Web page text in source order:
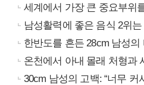
세계에서 가장 큰 중요부위
남성활력에 좋은 음식 2위
한반도를 흔든 28cm 남성의
온천에서 아내 몰래 처형과
30cm 남성의 고백: “너무 커